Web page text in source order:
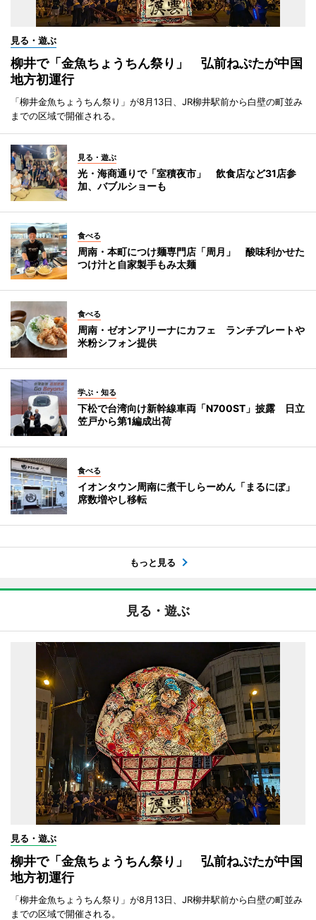
見る・遊ぶ
柳井で「金魚ちょうちん祭り」 弘前ねぷたが中国
地方初運行
「柳井金魚ちょうちん祭り」が8月13日、JR柳井駅前から白壁の町並み
までの区域で開催される。
見る・遊ぶ
光・海商通りで「室積夜市」 飲食店など31店参
加、バブルショーも
食べる
周南・本町につけ麺専門店「周月」 酸味利かせた
つけ汁と自家製手もみ太麺
食べる
周南・ゼオンアリーナにカフェ ランチプレートや
米粉シフォン提供
学ぶ・知る
下松で台湾向け新幹線車両「N700ST」披露 日立
笠戸から第1編成出荷
食べる
イオンタウン周南に煮干しらーめん「まるにぼ」
席数増やし移転
もっと見る
見る・遊ぶ
見る・遊ぶ
柳井で「金魚ちょうちん祭り」 弘前ねぷたが中国
地方初運行
「柳井金魚ちょうちん祭り」が8月13日、JR柳井駅前から白壁の町並み
までの区域で開催される。